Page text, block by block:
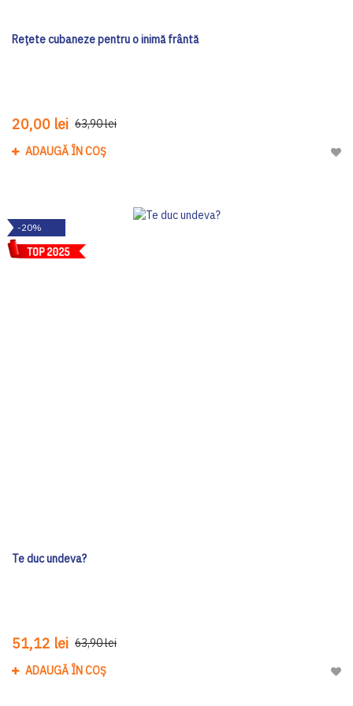
Rețete cubaneze pentru o inimă frântă
20,00 lei 63,90 lei
ADAUGĂ ÎN COȘ
-20%
Te duc undeva?
51,12 lei 63,90 lei
ADAUGĂ ÎN COȘ